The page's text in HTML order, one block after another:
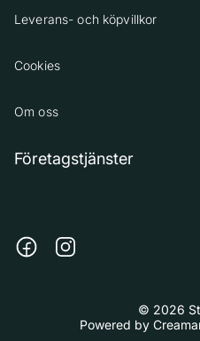
Leverans- och köpvillkor
Cookies
Om oss
Företagstjänster
© 2026
Powered by